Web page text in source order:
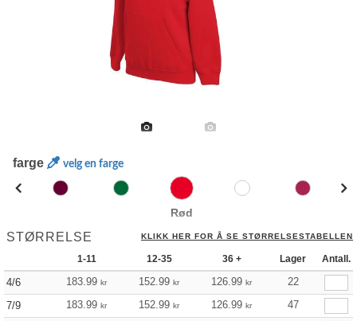
farge velg en farge
Rød
STØRRELSE KLIKK HER FOR Å SE STØRRELSESTABELLEN
1-11 12-35 36 + Lager Antall.
4/6 183.99 kr 152.99 kr 126.99 kr
22
7/9
183.99 kr 152.99 kr 126.99 kr
47